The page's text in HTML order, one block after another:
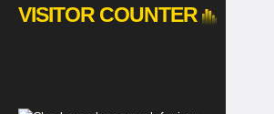
VISITOR COUNTER